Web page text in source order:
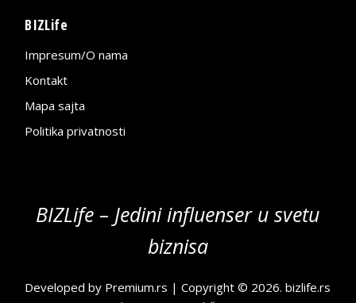
BIZLife
Impresum/O nama
Kontakt
Mapa sajta
Politika privatnosti
BIZLife – Jedini influenser u svetu
biznisa
Developed by Premium.rs | Copyright © 2026.bizlife.rs